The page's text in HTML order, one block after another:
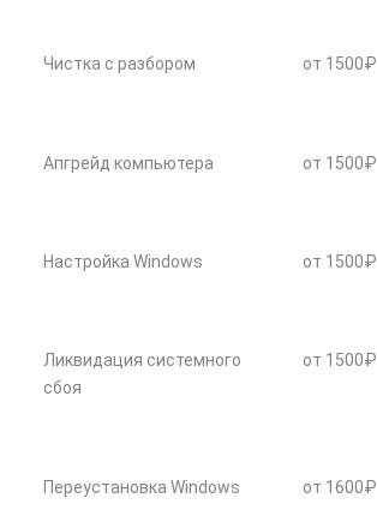
Чистка с разбором от 1500₽
Апгрейд компьютера от 1500₽
Настройка Windows от 1500₽
Ликвидация системного
сбоя
от 1500₽
Переустановка Windows от 1600₽